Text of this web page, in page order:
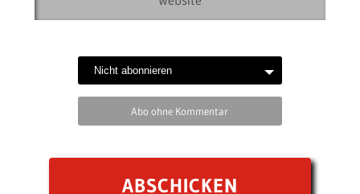
Abo ohne Kommentar